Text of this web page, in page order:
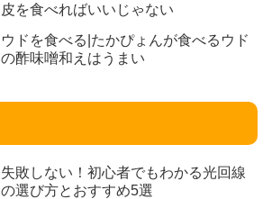
皮を食べればいいじゃない
ウドを食べる|たかぴょんが食べるウド
の酢味噌和えはうまい
失敗しない！初心者でもわかる光回線
の選び方とおすすめ5選